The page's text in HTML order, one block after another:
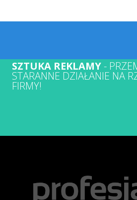
SZTUKA REKLAMY-
STARANNE DZIAŁANIE NA
FIRMY!